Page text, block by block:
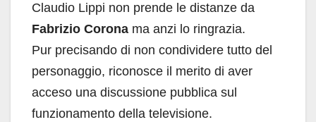
Claudio Lippi non prende le distanze da
Fabrizio Corona ma anzi lo ringrazia.
Pur precisando di non condividere tutto del
personaggio, riconosce il merito di aver
acceso una discussione pubblica sul
funzionamento della televisione.